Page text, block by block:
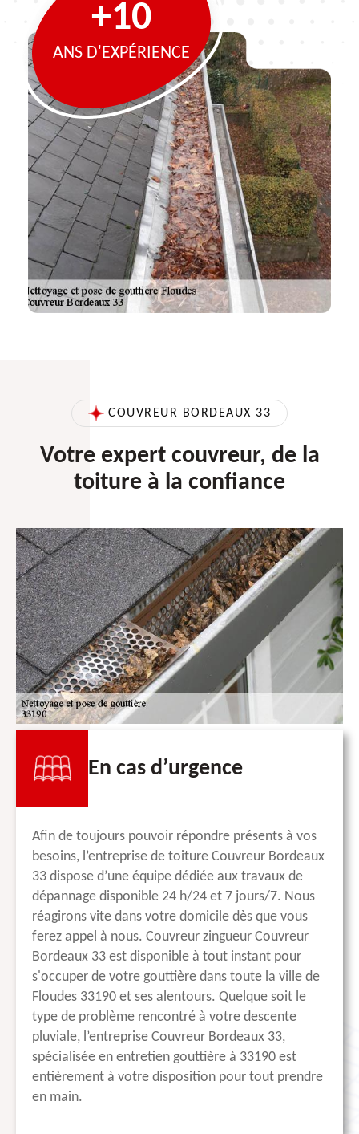
+10
ANS D'EXPÉRIENCE
COUVREUR BORDEAUX 33
Votre expert couvreur, de la
toiture à la confiance
En cas d’urgence
Afin de toujours pouvoir répondre présents à vos
besoins, l’entreprise de toiture Couvreur Bordeaux
33 dispose d’une équipe dédiée aux travaux de
dépannage disponible 24 h/24 et 7 jours/7. Nous
réagirons vite dans votre domicile dès que vous
ferez appel à nous. Couvreur zingueur Couvreur
Bordeaux 33 est disponible à tout instant pour
s'occuper de votre gouttière dans toute la ville de
Floudes 33190 et ses alentours. Quelque soit le
type de problème rencontré à votre descente
pluviale, l’entreprise Couvreur Bordeaux 33,
spécialisée en entretien gouttière à 33190 est
entièrement à votre disposition pour tout prendre
en main.